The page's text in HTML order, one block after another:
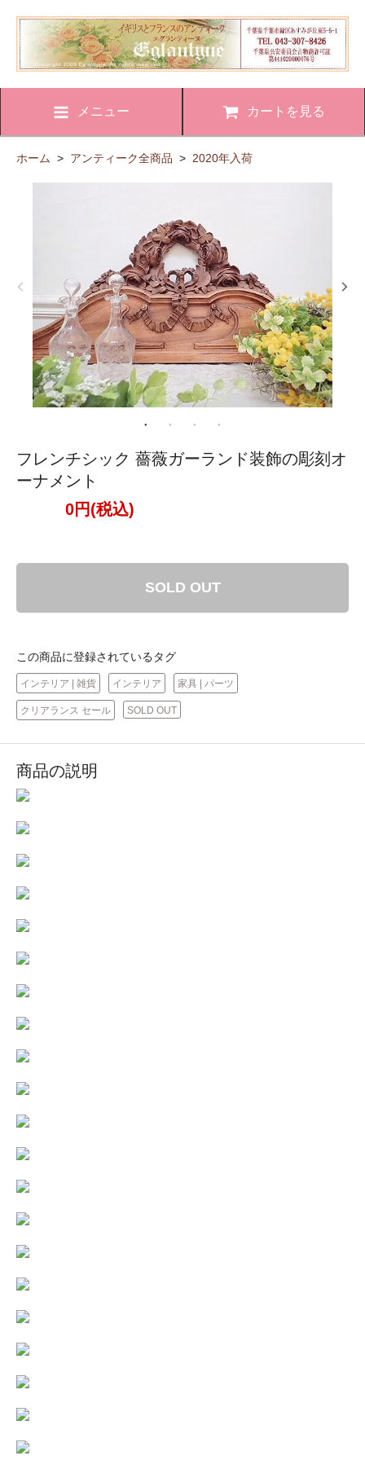
メニュー カートを見る
ホーム > アンティーク全商品 > 2020年入荷
フレンチシック 薔薇ガーランド装飾の彫刻オ
ーナメント
0円(税込)
SOLD OUT
この商品に登録されているタグ
インテリア | 雑貨 インテリア 家具 | パーツ
クリアランス セール SOLD OUT
商品の説明